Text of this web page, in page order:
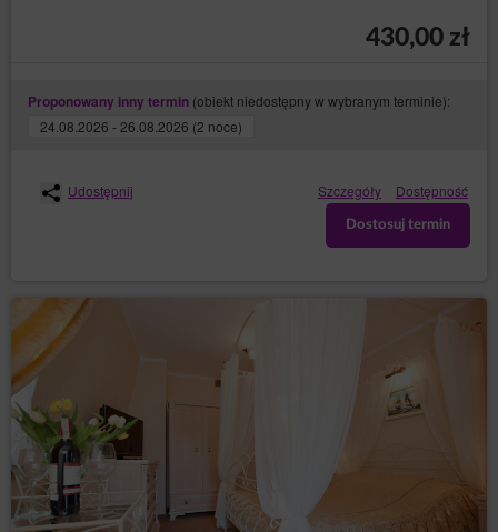
430,00 zł
Proponowany inny termin (obiekt niedostępny w wybranym terminie):
24.08.2026 - 26.08.2026 (2 noce)
Udostępnij Szczegóły Dostępność
Dostosuj termin